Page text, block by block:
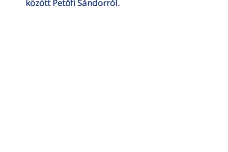
között Petőfi Sándorról.